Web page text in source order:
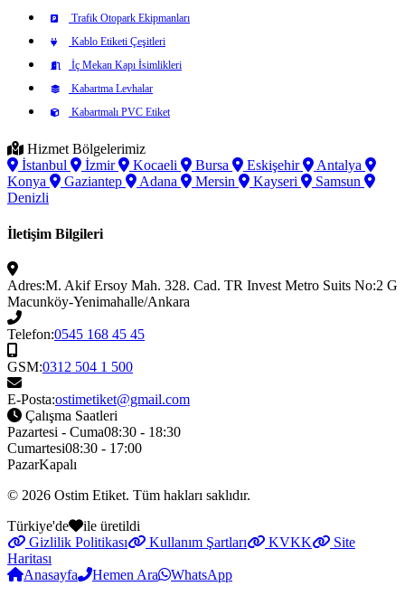
Trafik Otopark Ekipmanları
Kablo Etiketi Çeşitleri
İç Mekan Kapı İsimlikleri
Kabartma Levhalar
Kabartmalı PVC Etiket
Hizmet Bölgelerimiz
İstanbul
İzmir Kocaeli Bursa Eskişehir
Antalya
Konya
Gaziantep Adana Mersin Kayseri
Samsun
Denizli
İletişim Bilgileri
Adres:M. Akif Ersoy Mah. 328. Cad. TR Invest Metro Suits No:2 G
Macunköy-Yenimahalle/Ankara
Telefon:0545 168 45 45
GSM:0312 504 1 500
E-Posta:ostimetiket@gmail.com
Çalışma Saatleri
Pazartesi - Cuma08:30 - 18:30
Cumartesi08:30 - 17:00
PazarKapalı
© 2026 Ostim Etiket. Tüm hakları saklıdır.
Türkiye'de
ile üretildi
Gizlilik Politikası
Kullanım Şartları KVKK
Site
Haritası
Anasayfa
Hemen Ara WhatsApp